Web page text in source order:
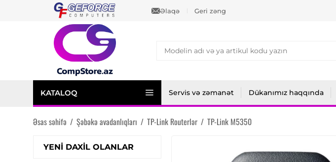
Əlaqə Geri zəng
KATALOQ Servis və zəmanət Dükanımız haqqında
Əsas səhifə / Şəbəkə avadanlıqları / TP-Link Routerlər / TP-Link M5350
YENI DAXIL OLANLAR